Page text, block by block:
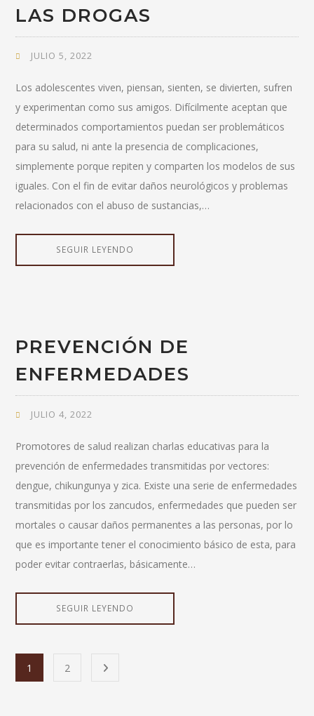
LAS DROGAS
JULIO 5, 2022
Los adolescentes viven, piensan, sienten, se divierten, sufren
y experimentan como sus amigos. Difícilmente aceptan que
determinados comportamientos puedan ser problemáticos
para su salud, ni ante la presencia de complicaciones,
simplemente porque repiten y comparten los modelos de sus
iguales. Con el fin de evitar daños neurológicos y problemas
relacionados con el abuso de sustancias,…
SEGUIR LEYENDO
PREVENCIÓN DE
ENFERMEDADES
JULIO 4, 2022
Promotores de salud realizan charlas educativas para la
prevención de enfermedades transmitidas por vectores:
dengue, chikungunya y zica. Existe una serie de enfermedades
transmitidas por los zancudos, enfermedades que pueden ser
mortales o causar daños permanentes a las personas, por lo
que es importante tener el conocimiento básico de esta, para
poder evitar contraerlas, básicamente…
SEGUIR LEYENDO
1 2